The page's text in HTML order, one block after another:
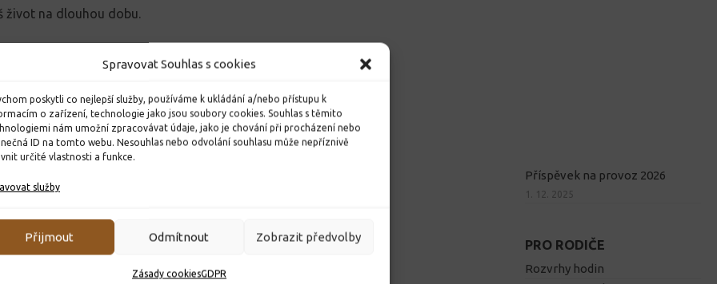
Spravovat Souhlas s cookies
poskytli co nejlepší služby, používáme k ukládání a/nebo přístupu k
o zařízení, technologie jako jsou soubory cookies. Souhlas s těmito
nám umožní zpracovávat údaje, jako je chování při procházení nebo
ID na tomto webu. Nesouhlas nebo odvolání souhlasu může nepříznivě
určité vlastnosti a funkce.
služby
Přijmout Odmítnout Zobrazit předvolby
Zásady cookiesGDPR
život na dlouhou dobu.
Příspěvek na provoz 2026
1. 12. 2025
PRO RODIČE
Rozvrhy hodin